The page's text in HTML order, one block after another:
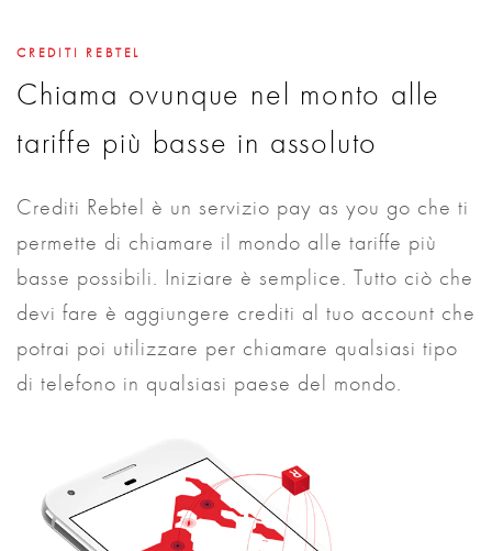
CREDITI REBTEL
Chiama ovunque nel monto alle
tariffe più basse in assoluto
Crediti Rebtel è un servizio pay as you go che ti
permette di chiamare il mondo alle tariffe più
basse possibili. Iniziare è semplice. Tutto ciò che
devi fare è aggiungere crediti al tuo account che
potrai poi utilizzare per chiamare qualsiasi tipo
di telefono in qualsiasi paese del mondo.